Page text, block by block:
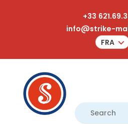
+33
info@strike-
FRA